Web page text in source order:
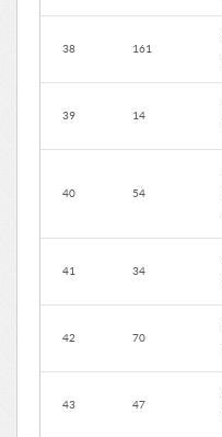
38 161
39 14
40 54
41 34
42 70
43 47